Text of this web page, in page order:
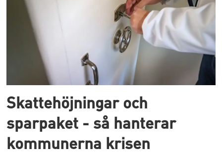
Skattehöjningar och
sparpaket - så hanterar
kommunerna krisen